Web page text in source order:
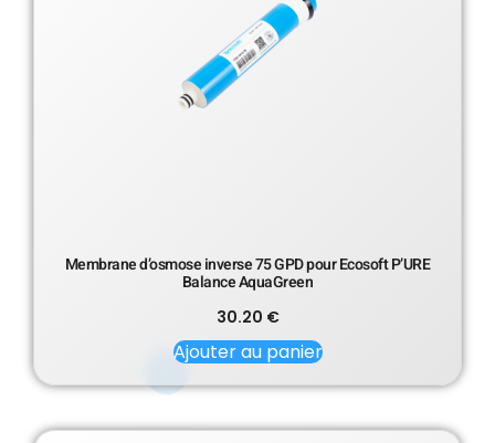
Membrane d’osmose inverse 75 GPD pour Ecosoft P’URE
Balance AquaGreen
30.20 €
Ajouter au panier